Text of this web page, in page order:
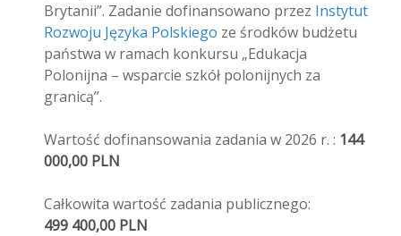
Brytanii”. Zadanie dofinansowano przez Instytut
Rozwoju Języka Polskiego ze środków budżetu
państwa w ramach konkursu „Edukacja
Polonijna – wsparcie szkół polonijnych za
granicą”.
Wartość dofinansowania zadania w 2026 r. : 144
000,00 PLN
Całkowita wartość zadania publicznego:
499 400,00 PLN